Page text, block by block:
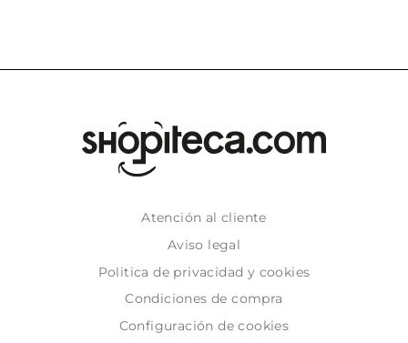
Atención al cliente
Aviso legal
Politica de privacidad y cookies
Condiciones de compra
Configuración de cookies